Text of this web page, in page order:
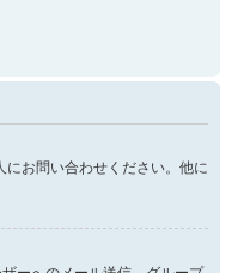
お問い合わせください。他に